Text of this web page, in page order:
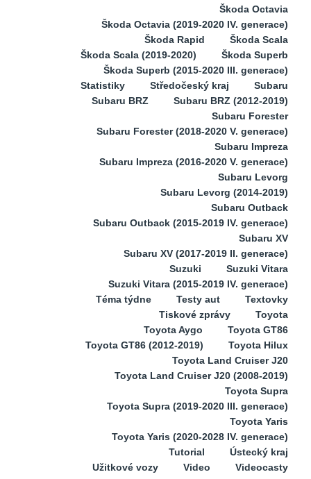
Škoda Octavia
Škoda Octavia (2019-2020 IV. generace)
Škoda Rapid
Škoda Scala
Škoda Scala (2019-2020)
Škoda Superb
Škoda Superb (2015-2020 III. generace)
Statistiky
Středočeský kraj
Subaru
Subaru BRZ
Subaru BRZ (2012-2019)
Subaru Forester
Subaru Forester (2018-2020 V. generace)
Subaru Impreza
Subaru Impreza (2016-2020 V. generace)
Subaru Levorg
Subaru Levorg (2014-2019)
Subaru Outback
Subaru Outback (2015-2019 IV. generace)
Subaru XV
Subaru XV (2017-2019 II. generace)
Suzuki
Suzuki Vitara
Suzuki Vitara (2015-2019 IV. generace)
Téma týdne
Testy aut
Textovky
Tiskové zprávy
Toyota
Toyota Aygo
Toyota GT86
Toyota GT86 (2012-2019)
Toyota Hilux
Toyota Land Cruiser J20
Toyota Land Cruiser J20 (2008-2019)
Toyota Supra
Toyota Supra (2019-2020 III. generace)
Toyota Yaris
Toyota Yaris (2020-2028 IV. generace)
Tutorial
Ústecký kraj
Užitkové vozy
Video
Videocasty